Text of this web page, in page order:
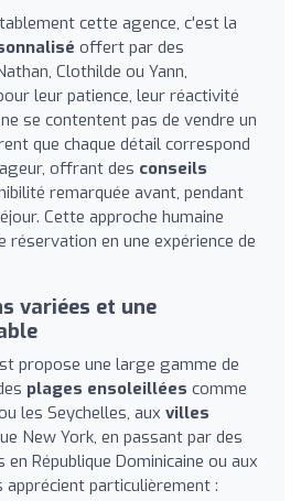
cette agence, c'est la
offert par des
Clothilde ou Yann,
leur patience, leur réactivité
se contentent pas de vendre un
que chaque détail correspond
offrant des conseils
remarquée avant, pendant
Cette approche humaine
en une expérience de
variées et une
propose une large gamme de
plages ensoleillées comme
les Seychelles, aux villes
New York, en passant par des
République Dominicaine ou aux
apprécient particulièrement :